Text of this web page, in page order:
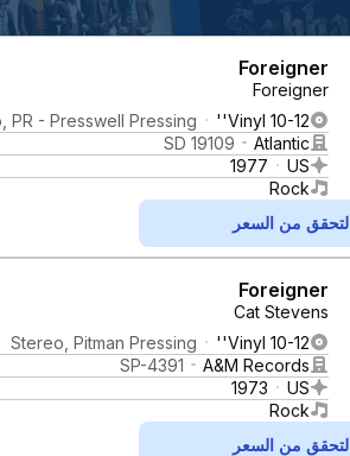
Foreigner
Foreigner
Vinyl 10-12''
PR - Presswell Pressing
Atlantic
SD 19109
US
1977
Rock
التحقق من السعر
Foreigner
Cat Stevens
Vinyl 10-12''
Stereo, Pitman Pressing
A&M Records
SP-4391
US
1973
Rock
التحقق من السعر